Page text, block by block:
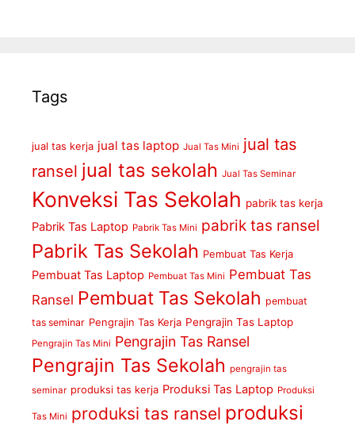
Tags
jual tas kerja jual tas laptop Jual Tas Mini jual tas
ransel jual tas sekolah Jual Tas Seminar
Konveksi Tas Sekolah pabrik tas kerja
Pabrik Tas Laptop Pabrik Tas Mini pabrik tas ransel
Pabrik Tas Sekolah Pembuat Tas Kerja
Pembuat Tas Laptop Pembuat Tas Mini Pembuat Tas
Ransel Pembuat Tas Sekolah pembuat
tas seminar Pengrajin Tas Kerja Pengrajin Tas Laptop
Pengrajin Tas Mini Pengrajin Tas Ransel
Pengrajin Tas Sekolah pengrajin tas
seminar produksi tas kerja Produksi Tas Laptop Produksi
Tas Mini produksi tas ransel produksi